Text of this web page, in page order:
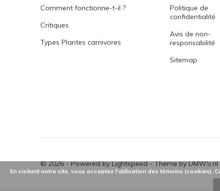
Comment fonctionne-t-il ?
Critiques
Types Plantes carnivores
Politique de
confidentialité
Avis de non-
responsabilité
Sitemap
© 2026 - Powered byLightspeed- Theme byDMWS.nl
En visitant notre site, vous acceptez l'utilisation des témoins (cookies).